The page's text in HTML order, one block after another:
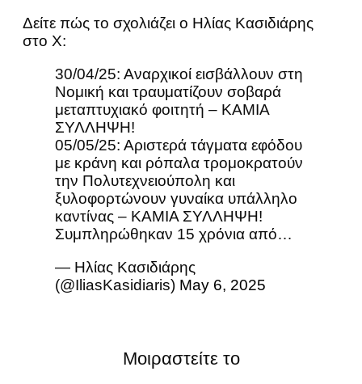
Δείτε πώς το σχολιάζει ο Ηλίας Κασιδιάρης
στο Χ:
30/04/25: Αναρχικοί εισβάλλουν στη
Νομική και τραυματίζουν σοβαρά
μεταπτυχιακό φοιτητή – ΚΑΜΙΑ
ΣΥΛΛΗΨΗ!
05/05/25: Αριστερά τάγματα εφόδου
με κράνη και ρόπαλα τρομοκρατούν
την Πολυτεχνειούπολη και
ξυλοφορτώνουν γυναίκα υπάλληλο
καντίνας – ΚΑΜΙΑ ΣΥΛΛΗΨΗ!
Συμπληρώθηκαν 15 χρόνια από…
— Ηλίας Κασιδιάρης
(@IliasKasidiaris) May 6, 2025
Μοιραστείτε το